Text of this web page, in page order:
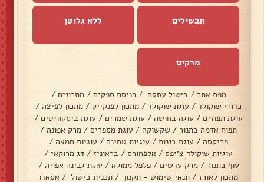
תבשילים ללא גלוטן
מרקים
מפת אתר / ביטול עסקה / כניסת ספקים / מתכונים /
כדורי שוקולד / עוגת שוקולד / מתכון לפנקייק / מתכון לפיצה /
עוגת תפוזים / עוגה בחושה / עוגת שמרים / עוגת ביסקוויטים /
תפוח אדמה בתנור / שקשוקה / עוגת מספרים / מרק אפונה /
פריקסה / עוגת בננות / עוגיות טחינה / עוגיות חמאה /
עוגיות שוקולד צ׳יפס / אלפחורס / בראוניז / דג מרוקאי /
עוף בתנור / מרק עדשים / פלפל ממולא / עוגת גבינה אפויה /
מתכון לאורז / תנאי שימוש - תקנון / תכנית בישול / אסאדו